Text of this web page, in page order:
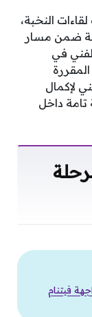
النخبة،
ضمن مسار
الأداء الفني في
لإكمال
العالم 2026 ببراعة تامة داخل
فيتنام